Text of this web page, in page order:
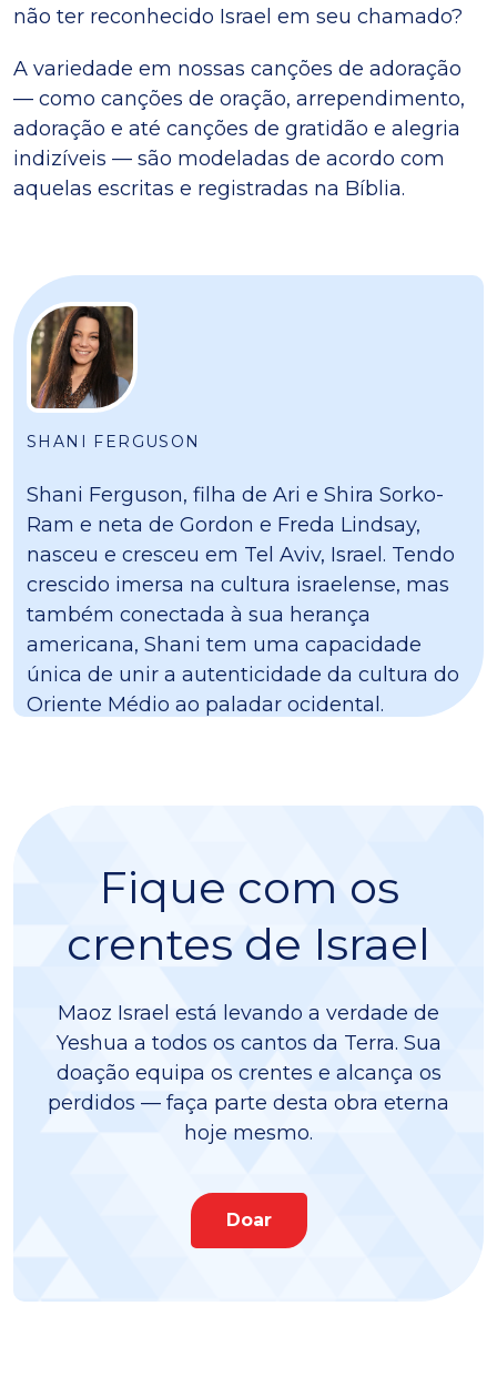
não ter reconhecido Israel em seu chamado?
A variedade em nossas canções de adoração
— como canções de oração, arrependimento,
adoração e até canções de gratidão e alegria
indizíveis — são modeladas de acordo com
aquelas escritas e registradas na Bíblia.
SHANI FERGUSON
Shani Ferguson, filha de Ari e Shira Sorko-
Ram e neta de Gordon e Freda Lindsay,
nasceu e cresceu em Tel Aviv, Israel. Tendo
crescido imersa na cultura israelense, mas
também conectada à sua herança
americana, Shani tem uma capacidade
única de unir a autenticidade da cultura do
Oriente Médio ao paladar ocidental.
Fique com os
crentes de Israel
Maoz Israel está levando a verdade de
Yeshua a todos os cantos da Terra. Sua
doação equipa os crentes e alcança os
perdidos — faça parte desta obra eterna
hoje mesmo.
Doar